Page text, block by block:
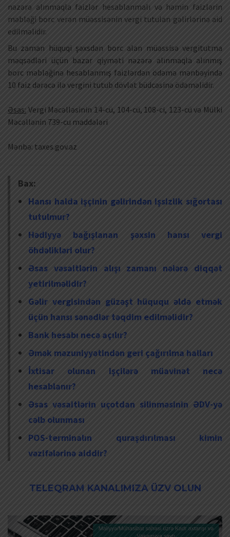
nəzərə alınmaqla faizlər hesablanmalı və həmin faizlərin
məbləği borc verən müəssisənin vergi tutulan gəlirlərinə aid
edilməlidir.
Bu zaman hüquqi şəxsdən borc alan müəssisə vergitutma
məqsədləri üçün bazar qiyməti nəzərə alınmaqla alınmış
borc məbləğinə hesablanmış faizlərdən ödəmə mənbəyində
10 faiz dərəcə ilə vergini tutub dövlət büdcəsinə ödəməlidir.
Əsas: Vergi Məcəlləsinin 14-cü, 104-cü, 108-ci, 123-cü və Mülki
Məcəllənin 739-cu maddələri
Mənbə: taxes.gov.az
Bax:
Hansı halda işçinin gəlirindən işsizlik sığortası
tutulmur?
Hədiyyə bağışlanan şəxsin hansı vergi
öhdəlikləri olur?
Əsas vəsaitlərin alışı zamanı nələrə diqqət
yetirilməlidir?
Gəlir vergisindən güzəşt hüququ əldə etmək
üçün hansı sənədlər təqdim edilməlidir?
Bank hesabı necə açılır?
Əmək məzuniyyətindən geri çağırılma halları
İxtisar olunan işçilərə müavinət necə
hesablanır?
Əsas vəsaitlərin uçotdan silinməsinin ƏDV-yə
cəlb olunması
POS-terminalın quraşdırılması kimin
vəzifələrinə aiddir?
TELEQRAM KANALIMIZA ÜZV OLUN